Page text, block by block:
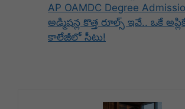
AP OAMDC Degree
అడ్మిషన్ల కొత్త రూల్స్ ఇవే.. ఒకే
కాలేజీలో సీటు!